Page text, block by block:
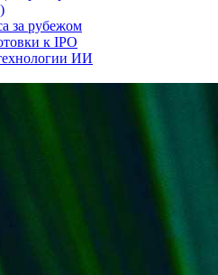
за рубежом
к IPO
ИИ